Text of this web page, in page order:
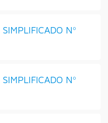
Nº
Nº